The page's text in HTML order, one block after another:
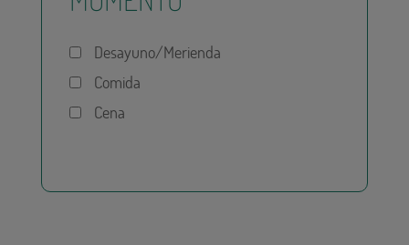
Desayuno/Merienda
Comida
Cena